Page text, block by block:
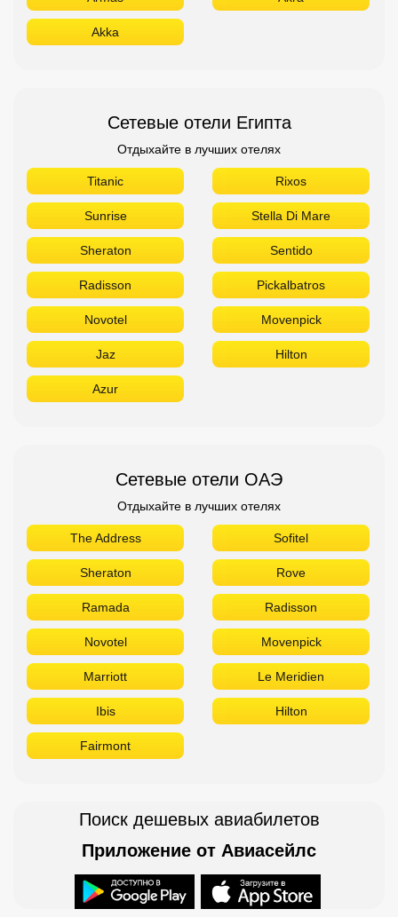
Novotel Movenpick
Jaz Hilton
Azur
Сетевые отели ОАЭ
Отдыхайте в лучших отелях
Marriott Le Meridien
Ibis Hilton
Fairmont
Поиск дешевых авиабилетов
Приложение от Авиасейлс
Горящие туры в Телеграм